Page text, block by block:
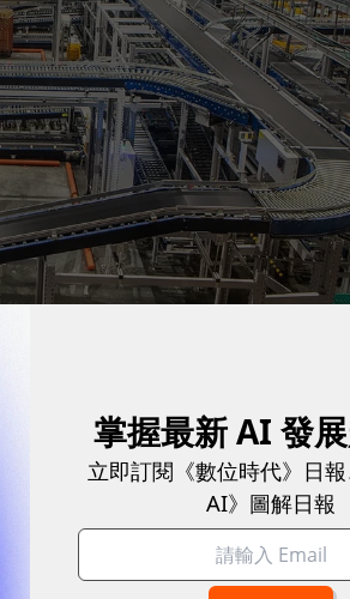
年營收增長超過10％，原先預期
掌握最新 AI 發
立即訂閱《數位時代》日
AI》圖解日報